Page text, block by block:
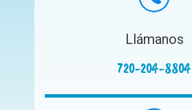
Llámanos
720-204-8804